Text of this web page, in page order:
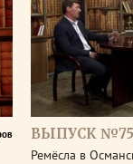
ВЫПУСК
Ремёсла в